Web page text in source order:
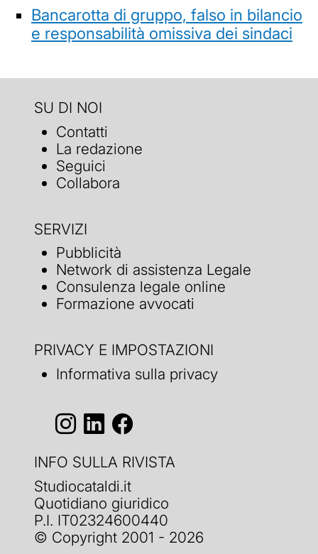
Bancarotta di gruppo, falso in bilancio
e responsabilità omissiva dei sindaci
SU DI NOI
Contatti
La redazione
Seguici
Collabora
SERVIZI
Pubblicità
Network di assistenza Legale
Consulenza legale online
Formazione avvocati
PRIVACY E IMPOSTAZIONI
Informativa sulla privacy
INFO SULLA RIVISTA
Studiocataldi.it
Quotidiano giuridico
P.I. IT02324600440
© Copyright 2001 - 2026